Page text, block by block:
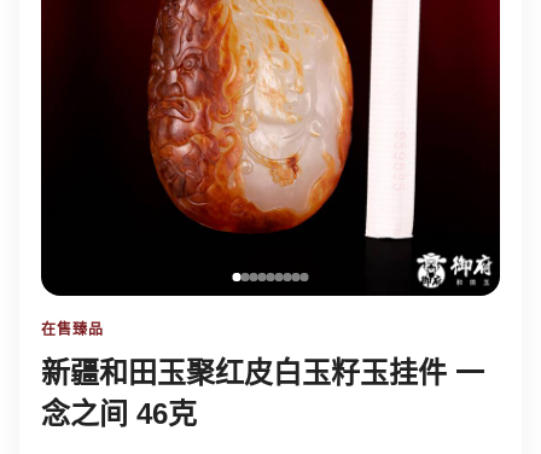
在售臻品
新疆和田玉聚红皮白玉籽玉挂件 一
念之间 46克